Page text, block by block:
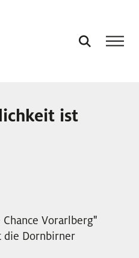
ist
Vorarlberg"
die Dornbirner